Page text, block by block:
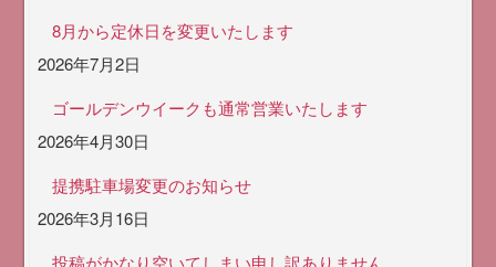
8月から定休日を変更いたします
2026年7月2日
ゴールデンウイークも通常営業いたします
2026年4月30日
提携駐車場変更のお知らせ
2026年3月16日